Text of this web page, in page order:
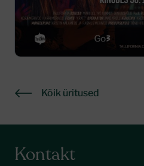
Kõik üritused
Kontakt